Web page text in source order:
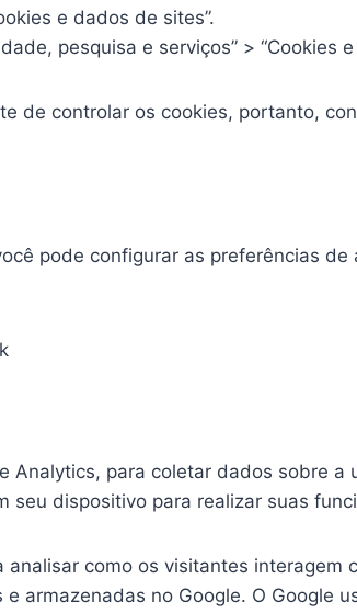
e dados de sites”.
pesquisa e serviços” > “Cookies
de controlar os cookies, portanto,
pode configurar as preferências
Analytics, para coletar dados sobre
seu dispositivo para realizar suas
analisar como os visitantes
armazenadas no Google. O Google